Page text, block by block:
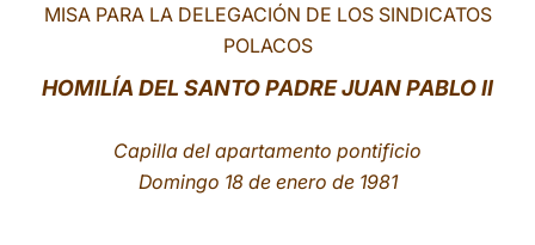
LATINE
MISA PARA LA DELEGACIÓN DE LOS SINDICATOS
POLACOS
HOMILÍA DEL SANTO PADRE JUAN PABLO II
Capilla del apartamento pontificio
Domingo 18 de enero de 1981